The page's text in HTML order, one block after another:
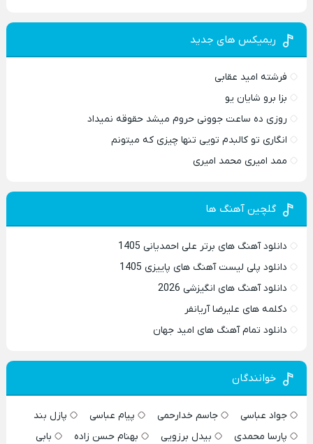
ریمیکس های جدید
فرشته امید عقابی
بزا برو شایان یو
روزی ده ساعت جوونی حروم میشد حقوقه نمیداد
انگاری تو کالبدم تویی تنها چیزی که میتونم
ممد امیری محمد امیری
گلچین آهنگ ها
دانلود آهنگ های برتر علی احمدیانی 1405
دانلود پلی لیست آهنگ های پاییزی 1405
دانلود آهنگ های انگیزشی 2026
دکلمه های علیرضا آریانفر
دانلود تمام آهنگ های امید جهان
خوانندگان
جواد عباسی جاسم خدارحمی پیام عباسی
پازل بند
پارسا محمدی
بیدل برزویی بهنام حسن زاده
بابی